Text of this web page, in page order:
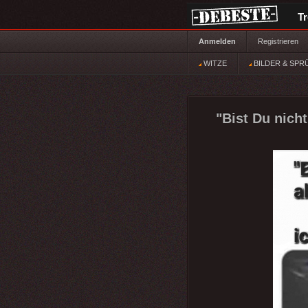
Anmelden Registrieren
WITZE BILDER &
"Bist Du